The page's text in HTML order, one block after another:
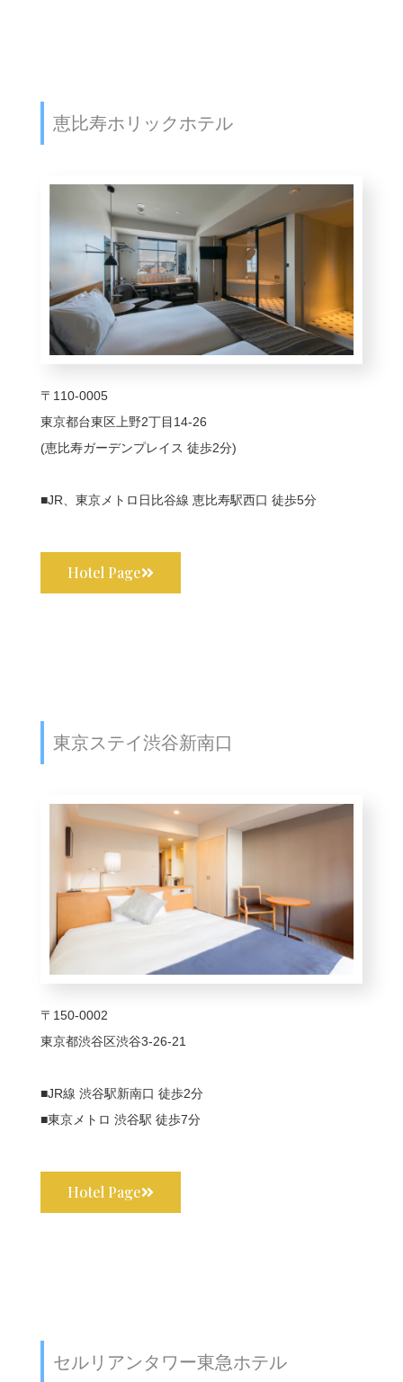
恵比寿ホリックホテル
〒110-0005
東京都台東区上野2丁目14-26
(恵比寿ガーデンプレイス 徒歩2分)
■JR、東京メトロ日比谷線 恵比寿駅西口 徒歩5分
Hotel Page
東京ステイ渋谷新南口
〒150-0002
東京都渋谷区渋谷3-26-21
■JR線 渋谷駅新南口 徒歩2分
■東京メトロ 渋谷駅 徒歩7分
Hotel Page
セルリアンタワー東急ホテル